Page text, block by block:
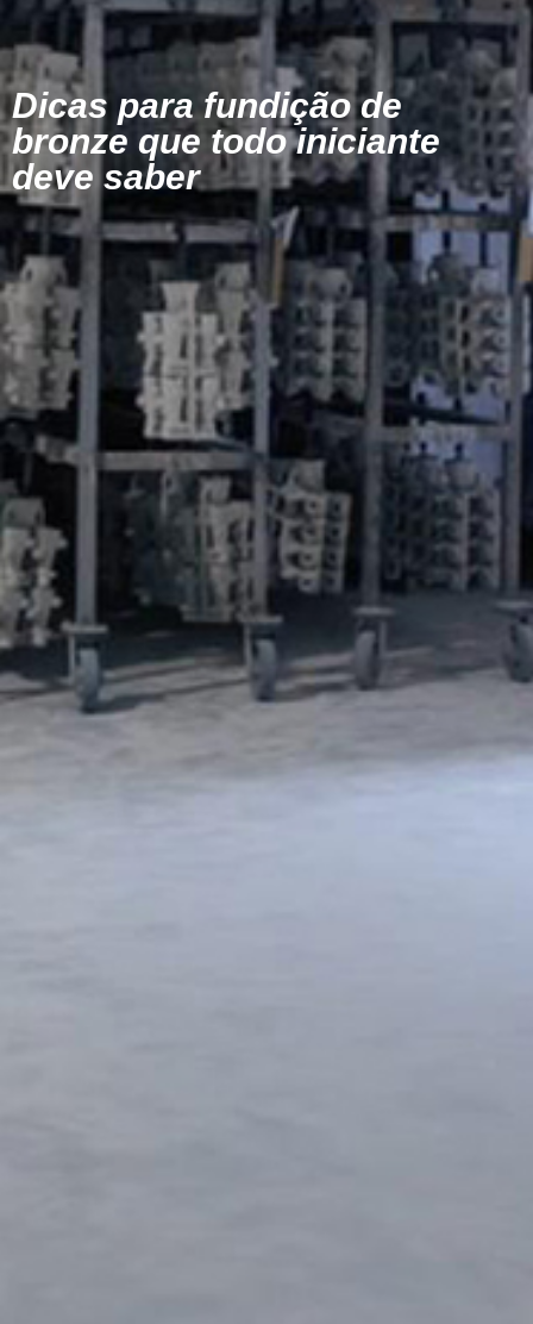
Dicas para fundição de
bronze que todo iniciante
deve saber